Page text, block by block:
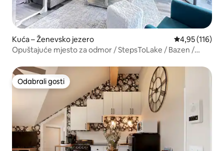
Kuća – Ženevsko jezero Prosječna
4,95 (116)
Opuštajuće mjesto za odmor / StepsToLake / Bazen /
Odabrali gosti
Odabrali gosti